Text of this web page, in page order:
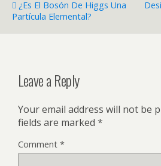
¿Es El Bosón De Higgs Una
Partícula Elemental?
Leave a Reply
Your email address will not be
fields are marked *
Comment *